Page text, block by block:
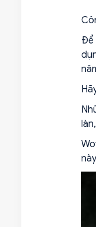
Để